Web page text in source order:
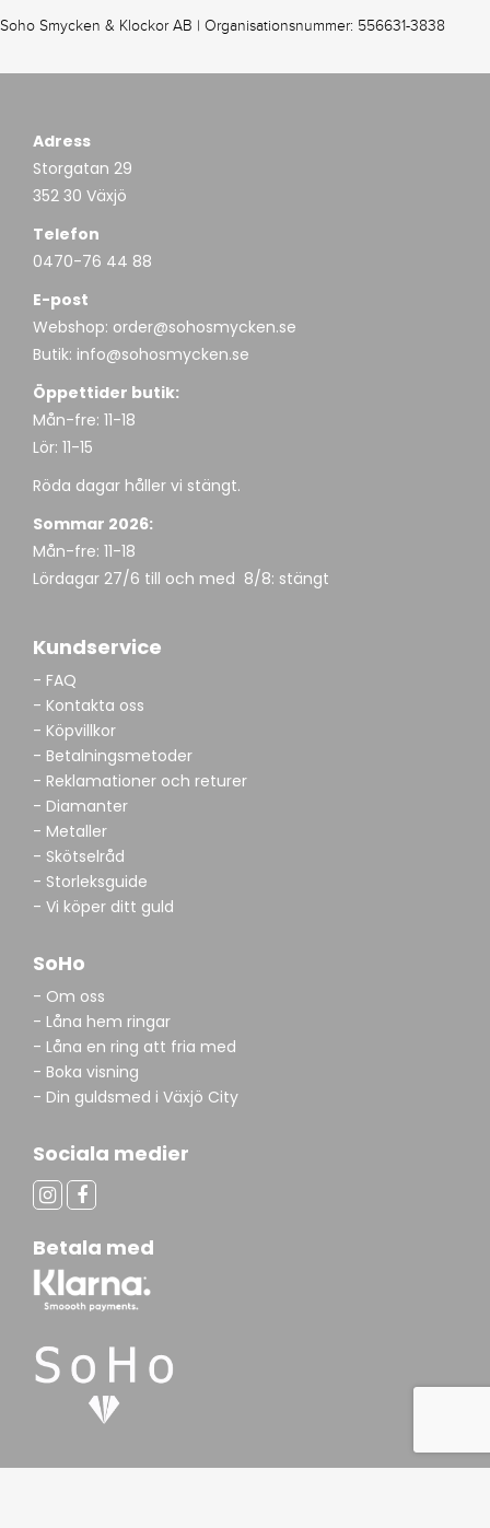
Soho Smycken & Klockor AB | Organisationsnummer: 556631-3838
Adress
Storgatan 29
352 30 Växjö
Telefon
0470-76 44 88
E-post
Webshop: order@sohosmycken.se
Butik: info@sohosmycken.se
Öppettider butik:
Mån-fre: 11-18
Lör: 11-15
Röda dagar håller vi stängt.
Sommar 2026:
Mån-fre: 11-18
Lördagar 27/6 till och med 8/8: stängt
Kundservice
- FAQ
- Kontakta oss
- Köpvillkor
- Betalningsmetoder
- Reklamationer och returer
- Diamanter
- Metaller
- Skötselråd
- Storleksguide
- Vi köper ditt guld
SoHo
- Om oss
- Låna hem ringar
- Låna en ring att fria med
- Boka visning
- Din guldsmed i Växjö City
Sociala medier
Betala med